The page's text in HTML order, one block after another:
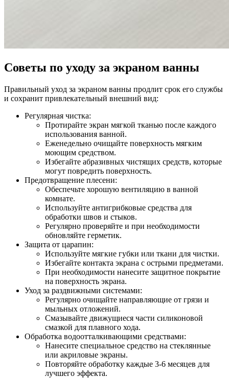
Советы по уходу за экраном ванны
Правильный уход за экраном ванны продлит срок его службы
и сохранит привлекательный внешний вид:
Регулярная чистка:
Протирайте экран мягкой тканью после каждого
использования ванной.
Еженедельно очищайте поверхность мягким
моющим средством.
Избегайте абразивных чистящих средств, которые
могут повредить поверхность.
Предотвращение плесени:
Обеспечьте хорошую вентиляцию в ванной
комнате.
Используйте антигрибковые средства для
обработки швов и стыков.
Регулярно проверяйте и при необходимости
обновляйте герметик.
Защита от царапин:
Используйте мягкие губки или ткани для чистки.
Избегайте контакта экрана с острыми предметами.
При необходимости нанесите защитное покрытие
на поверхность экрана.
Уход за раздвижными системами:
Регулярно очищайте направляющие от грязи и
мыльных отложений.
Смазывайте движущиеся части силиконовой
смазкой для плавного хода.
Обработка водоотталкивающими средствами:
Нанесите специальное средство на стеклянные
или акриловые экраны.
Повторяйте обработку каждые 3-6 месяцев для
лучшего эффекта.